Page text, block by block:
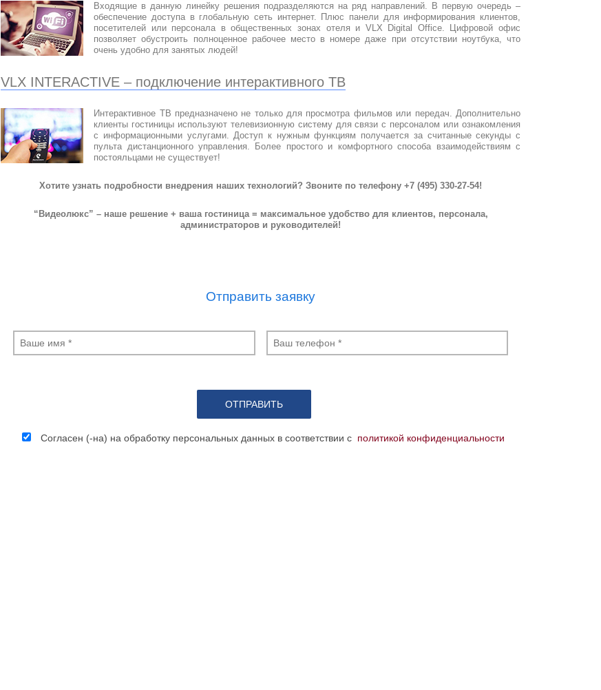
Входящие в данную линейку решения подразделяются на ряд направлений. В первую очередь –
обеспечение доступа в глобальную сеть интернет. Плюс панели для информирования клиентов,
посетителей или персонала в общественных зонах отеля и VLX Digital Office. Цифровой офис
позволяет обустроить полноценное рабочее место в номере даже при отсутствии ноутбука, что
очень удобно для занятых людей!
VLX INTERACTIVE – подключение интерактивного ТВ
Интерактивное ТВ предназначено не только для просмотра фильмов или передач. Дополнительно
клиенты гостиницы используют телевизионную систему для связи с персоналом или ознакомления
с информационными услугами. Доступ к нужным функциям получается за считанные секунды с
пульта дистанционного управления. Более простого и комфортного способа взаимодействиям с
постояльцами не существует!
Хотите узнать подробности внедрения наших технологий? Звоните по телефону +7 (495) 330-27-54!
“Видеолюкс” – наше решение + ваша гостиница = максимальное удобство для клиентов, персонала,
администраторов и руководителей!
Отправить заявку
Согласен (-на) на обработку персональных данных в соответствии с политикой конфиденциальности